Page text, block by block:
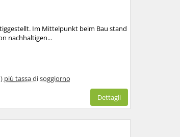
Im Mittelpunkt beim Bau stand
nachhaltigen...
più tassa di soggiorno
Dettagli